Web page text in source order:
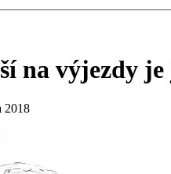
na výjezdy
2018